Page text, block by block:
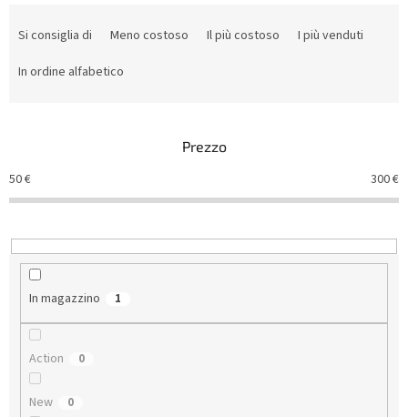
n
t
d
e
Si consiglia di Meno costoso Il più costoso
I più venduti
In ordine alfabetico
Prezzo
50€ 300€
In magazzino 1
Action 0
New 0